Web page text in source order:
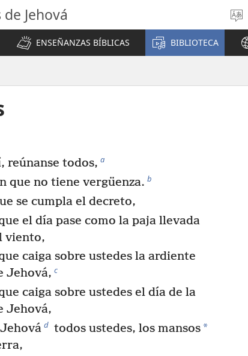
Jehová
ENSEÑANZAS BÍBLICAS BIBLIOTECA
reúnanse todos, a
que no tiene vergüenza. b
se cumpla el decreto,
el día pase como la paja llevada
viento,
caiga sobre ustedes la ardiente
Jehová, c
caiga sobre ustedes el día de la
Jehová,
d todos ustedes, los mansos*